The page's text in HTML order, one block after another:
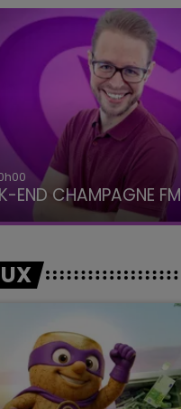
END CHAMPAGNE FM